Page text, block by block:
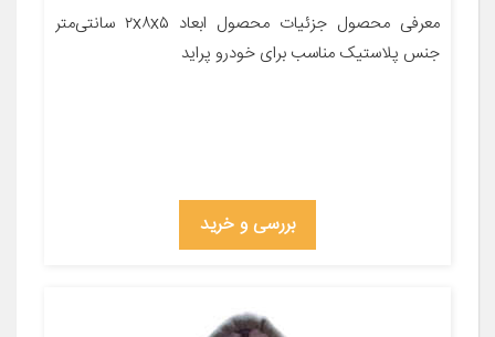
معرفی محصول جزئیات محصول ابعاد ۲x۸x۵ سانتی‌متر
جنس پلاستیک مناسب برای خودرو پراید
بررسی و خرید